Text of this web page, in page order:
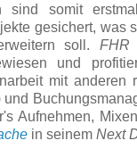
sind somit
gesichert, was
soll. FHR
und
mit anderen
und
Aufnehmen,
in seinem Next